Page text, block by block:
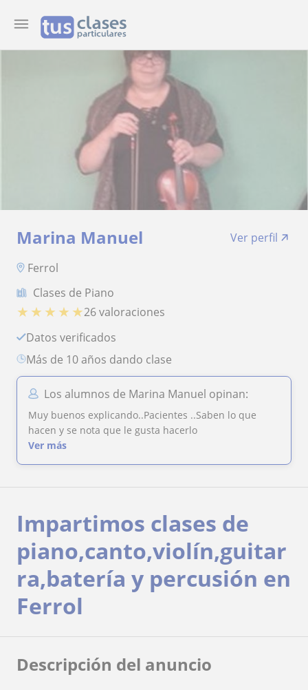
Marina Manuel
Ver perfil
Ferrol
Clases de Piano
★ ★ ★ ★ ★26 valoraciones
Datos verificados
más de 10 años dando clase
Los alumnos de Marina Manuel opinan:
Muy buenos explicando..Pacientes ..Saben lo que
hacen y se nota que le gusta hacerlo
Ver más
Impartimos clases de
piano,canto,violín,guitar
ra,batería y percusión en
Ferrol
Descripción del anuncio